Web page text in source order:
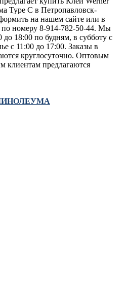
Type С в Петропавловск-
на нашем сайте или в
по номеру 8-914-782-50-44. Мы
до 18:00 по будням, в субботу с
с 11:00 до 17:00. Заказы в
круглосуточно. Оптовым
клиентам предлагаются